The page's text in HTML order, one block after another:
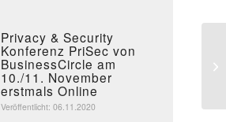
Privacy & Security
Konferenz PriSec von
BusinessCircle am
10./11. November
erstmals Online
Veröffentlicht: 06.11.2020